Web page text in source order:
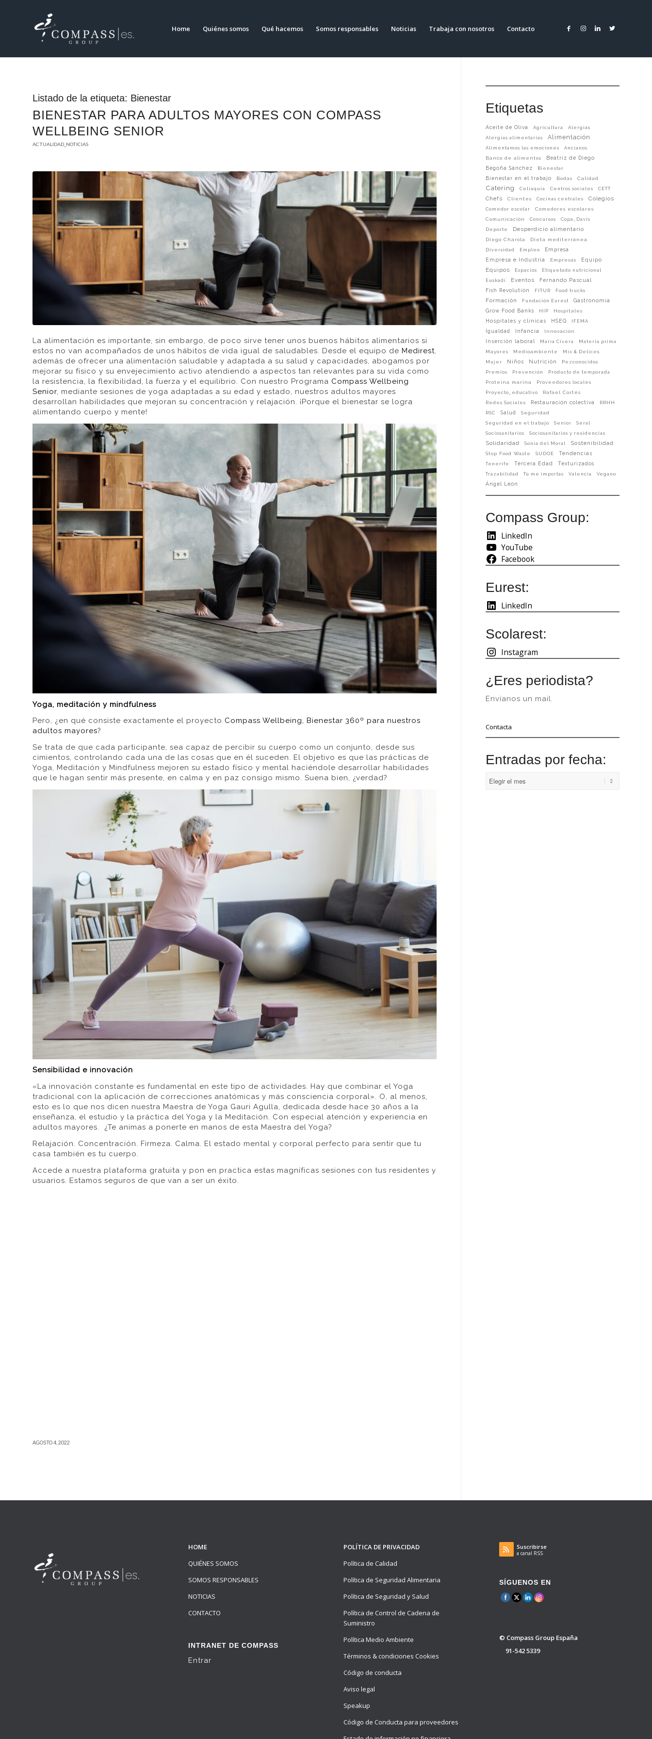
Home Quiénes somos Qué hacemos Somos responsables Noticias Trabaja con nosotros Contacto
Listado de la etiqueta: Bienestar
BIENESTAR PARA ADULTOS MAYORES CON COMPASS
WELLBEING SENIOR
ACTUALIDAD_NOTICIAS
La alimentación es importante, sin embargo, de poco sirve tener unos buenos hábitos alimentarios si
estos no van acompañados de unos hábitos de vida igual de saludables. Desde el equipo de Medirest,
además de ofrecer una alimentación saludable y adaptada a su salud y capacidades, abogamos por
mejorar su físico y su envejecimiento activo atendiendo a aspectos tan relevantes para su vida como
la resistencia, la flexibilidad, la fuerza y el equilibrio. Con nuestro Programa Compass Wellbeing
Senior, mediante sesiones de yoga adaptadas a su edad y estado, nuestros adultos mayores
desarrollan habilidades que mejoran su concentración y relajación. ¡Porque el bienestar se logra
alimentando cuerpo y mente!
Yoga, meditación y mindfulness
Pero, ¿en qué consiste exactamente el proyecto Compass Wellbeing, Bienestar 360º para nuestros
adultos mayores?
Se trata de que cada participante, sea capaz de percibir su cuerpo como un conjunto, desde sus
cimientos, controlando cada una de las cosas que en él suceden. El objetivo es que las prácticas de
Yoga, Meditación y Mindfulness mejoren su estado físico y mental haciéndole desarrollar habilidades
que le hagan sentir más presente, en calma y en paz consigo mismo. Suena bien, ¿verdad?
Sensibilidad e innovación
«La innovación constante es fundamental en este tipo de actividades. Hay que combinar el Yoga
tradicional con la aplicación de correcciones anatómicas y más consciencia corporal». O, al menos,
esto es lo que nos dicen nuestra Maestra de Yoga Gauri Agulla, dedicada desde hace 30 años a la
enseñanza, el estudio y la práctica del Yoga y la Meditación. Con especial atención y experiencia en
adultos mayores. ¿Te animas a ponerte en manos de esta Maestra del Yoga?
Relajación. Concentración. Firmeza. Calma. El estado mental y corporal perfecto para sentir que tu
casa también es tu cuerpo.
Accede a nuestra plataforma gratuita y pon en practica estas magníficas sesiones con tus residentes y
usuarios. Estamos seguros de que van a ser un éxito.
AGOSTO 4, 2022
Etiquetas
Aceite de Oliva Agricultura
Alergias
Alergias alimentarias
Alimentación
Alimentamos las emociones
Ancianos
Banco de alimentos
Beatriz de Diego
Begoña Sánchez
Bienestar
Bienestar en el trabajo Bodas Calidad
Catering Celiaquía Centros sociales CETT
Chefs Clientes Cocinas centrales Colegios
Comedor escolar
Comedores escolares
Comunicación
Concursos
Copa_Davis
Deporte
Desperdicio alimentario
Diego Charola
Dieta mediterránea
Diversidad
Empleo Empresa
Empresa e Industria Empresas Equipo
Equipos Espacios
Etiquetado nutricional
Euskadi
Eventos
Fernando Pascual
Fish Revolutión
FITUR Food trucks
Formación Fundación Eurest
Gastronomía
Grow Food Banks
HIP Hospitales
Hospitales y clínicas HSEQ IFEMA
Igualdad Infancia Innovación
Inserción laboral María Civera
Materia prima
Mayores
Medioambiente
Mix & Delices
Mujer
Niños Nutrición
Pezconocidos
Premios
Prevención
Producto de temporada
Proteina marina
Proveedores locales
Proyecto_educativo
Rafael Cortés
Redes Sociales
Restauración colectiva
RRHH
RSC
Salud
Seguridad
Seguridad en el trabajo
Senior
Seral
Sociosanitarios
Sociosanitarios y residencias
Solidaridad Sonia del Moral Sostenibilidad
Stop Food Waste SUDOE Tendencias
Tenerife Tercera Edad Texturizados
Trazabilidad Tú me importas Valencia Vegano
Ángel León
Compass Group:
LinkedIn
YouTube
Facebook
Eurest:
LinkedIn
Scolarest:
Instagram
¿Eres periodista?
Envíanos un mail.
Contacta
Entradas por fecha:
HOME
QUIÉNES SOMOS
SOMOS RESPONSABLES
NOTICIAS
CONTACTO
INTRANET DE COMPASS
Entrar
POLÍTICA DE PRIVACIDAD
Política de Calidad
Política de Seguridad Alimentaria
Política de Seguridad y Salud
Política de Control de Cadena de
Suministro
Política Medio Ambiente
Términos & condiciones Cookies
Código de conducta
Aviso legal
Speakup
Código de Conducta para proveedores
Suscribirse
a canal RSS
SÍGUENOS EN
© Compass Group España
91-542 5339